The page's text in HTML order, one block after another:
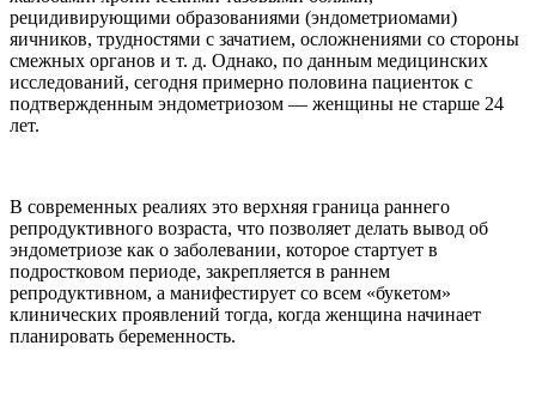
рецидивирующими образованиями (эндометриомами)
яичников, трудностями с зачатием, осложнениями со стороны
смежных органов и т. д. Однако, по данным медицинских
исследований, сегодня примерно половина пациенток с
подтвержденным эндометриозом — женщины не старше 24
лет.
В современных реалиях это верхняя граница раннего
репродуктивного возраста, что позволяет делать вывод об
эндометриозе как о заболевании, которое стартует в
подростковом периоде, закрепляется в раннем
репродуктивном, а манифестирует со всем «букетом»
клинических проявлений тогда, когда женщина начинает
планировать беременность.